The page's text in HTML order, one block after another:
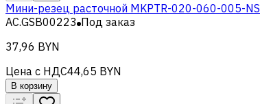
Мини-резец расточной MKPTR-020-060-005-NS
AC.GSB00223 Под заказ
37,96 BYN
Цена с НДС44,65 BYN
В корзину